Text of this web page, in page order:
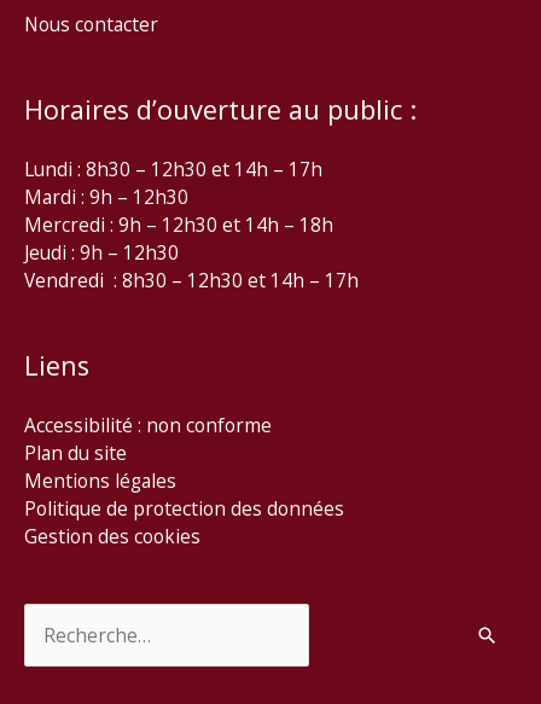
Nous contacter
Horaires d’ouverture au public :
Lundi : 8h30 – 12h30 et 14h – 17h
Mardi : 9h – 12h30
Mercredi : 9h – 12h30 et 14h – 18h
Jeudi : 9h – 12h30
Vendredi : 8h30 – 12h30 et 14h – 17h
Liens
Accessibilité : non conforme
Plan du site
Mentions légales
Politique de protection des données
Gestion des cookies